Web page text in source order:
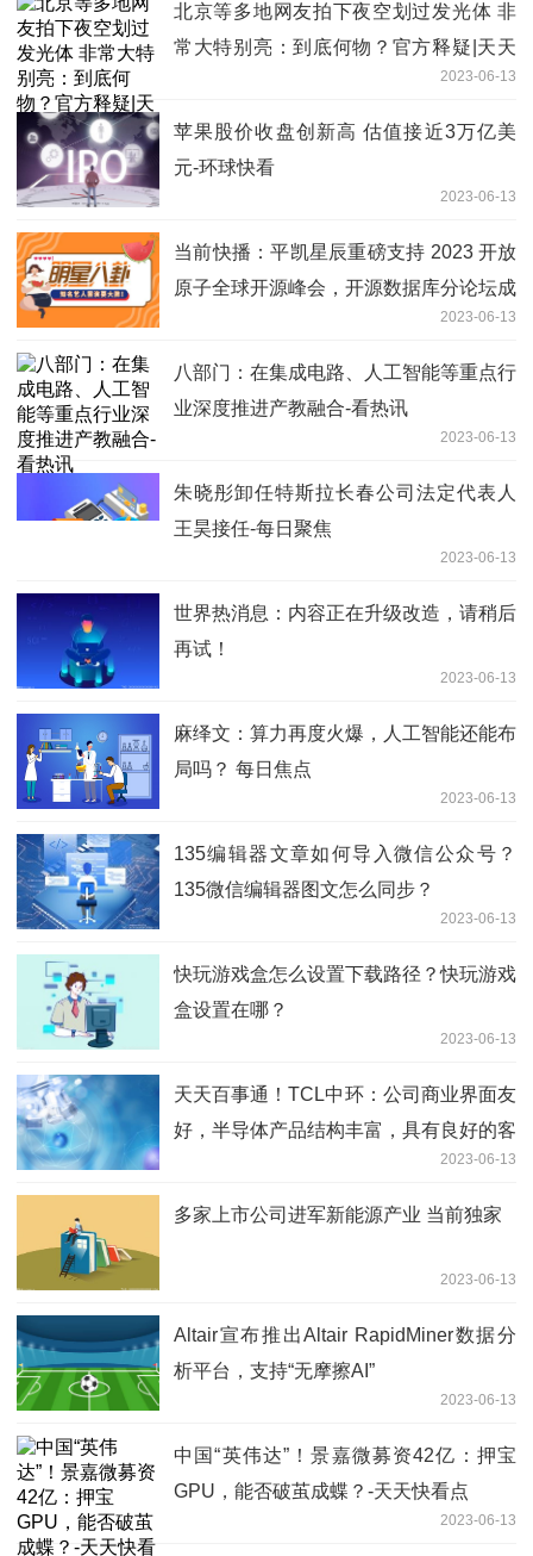
北京等多地网友拍下夜空划过发光体 非
常大特别亮：到底何物？官方释疑|天天
2023-06-13
苹果股价收盘创新高 估值接近3万亿美
元-环球快看
2023-06-13
当前快播：平凯星辰重磅支持 2023 开放
原子全球开源峰会，开源数据库分论坛成
2023-06-13
八部门：在集成电路、人工智能等重点行
业深度推进产教融合-看热讯
2023-06-13
朱晓彤卸任特斯拉长春公司法定代表人
王昊接任-每日聚焦
2023-06-13
世界热消息：内容正在升级改造，请稍后
再试！
2023-06-13
麻绎文：算力再度火爆，人工智能还能布
局吗？ 每日焦点
2023-06-13
135编辑器文章如何导入微信公众号？
135微信编辑器图文怎么同步？
2023-06-13
快玩游戏盒怎么设置下载路径？快玩游戏
盒设置在哪？
2023-06-13
天天百事通！TCL中环：公司商业界面友
好，半导体产品结构丰富，具有良好的客
户沉淀，下游客户涵盖国内外知名厂商且
具有长期稳定合作关系
2023-06-13
多家上市公司进军新能源产业 当前独家
2023-06-13
Altair宣布推出Altair RapidMiner数据分
析平台，支持“无摩擦AI”
2023-06-13
中国“英伟达”！景嘉微募资42亿：押宝
GPU，能否破茧成蝶？-天天快看点
2023-06-13